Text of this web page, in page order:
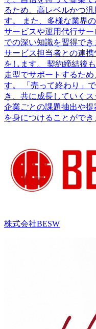
るため、高レベルかつ
す。 また、多様な業界
サービスや運用代行サ
での深い知識を習得で
サービス担当者との連
をします。 契約締結後
走型でサポートするた
す。 「売って終わり」
き、共に成長していく
企業ごとの課題抽出や
を身につけることができ
株式会社BESW